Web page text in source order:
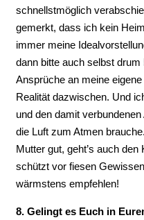
schnellstmöglich
gemerkt, dass ich kein
immer meine
dann bitte auch selbst
Ansprüche an meine
Realität dazwischen. Und
und den damit
die Luft zum Atmen
Mutter gut, geht’s auch
schützt vor fiesen
wärmstens empfehlen!
8. Gelingt es Euch in